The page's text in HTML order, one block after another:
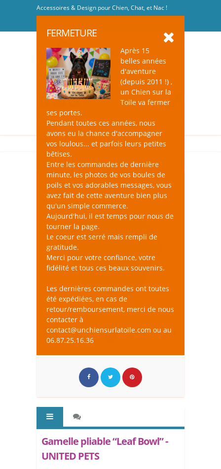
Accessoires & Design pour Chien, Chat, et Nac !
FERMETURE
Après 15
belles années
d'aventure
(depuis 2011 !) ,
un Chien sur la
Toile va fermer
ses portes.
Pendant toutes ces années, nous
avons eu la chance d'accompagner
vos loulous... et parfois leurs petites
bêtises.
Entre les commandes de dernière
minute, les photos de vos boules de
poils et vos adorables messages, vous
avez fait de cette aventure bien plus
qu'un simple commerce.
Aujourd'hui, il est temps pour nous de
tourner la page.
Le coeur est serré mais rempli de
gratitude.
Merci pour votre confiance, votre
fidélité et tous ces beaux souvenirs.
Les dernières commandes ont toutes
été expédiées, en cas de
retour/remboursement, merci de nous
contacter à
contact@unchiensurlatoile.com ou au
06.87.25.16.36
Gamelle pliable “Leaf Bowl” -
UNITED PETS